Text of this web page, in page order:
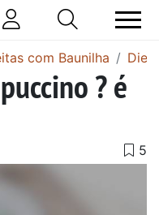
com Baunilha
? é